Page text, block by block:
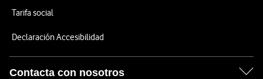
Tarifa social
Declaración Accesibilidad
Contacta con nosotros